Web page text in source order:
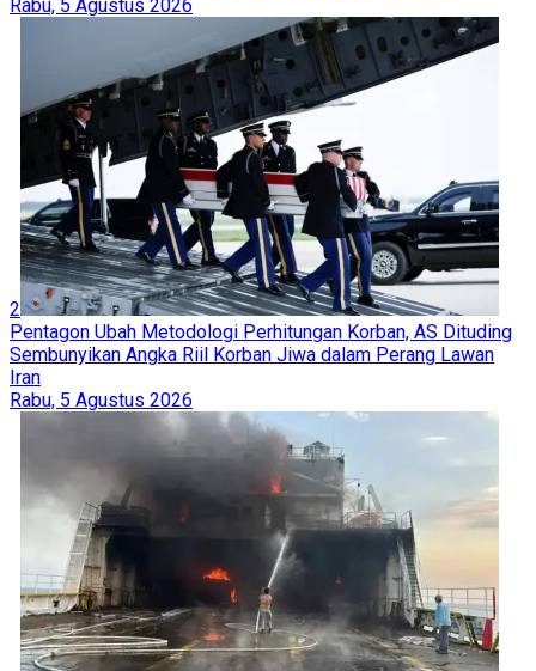
Rabu, 5 Agustus 2026
2
Pentagon Ubah Metodologi Perhitungan Korban, AS Dituding
Sembunyikan Angka Riil Korban Jiwa dalam Perang Lawan
Iran
Rabu, 5 Agustus 2026